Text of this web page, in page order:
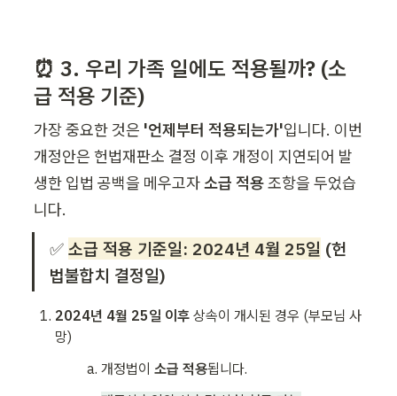
⏰ 3. 우리 가족 일에도 적용될까? (소
급 적용 기준)
가장 중요한 것은 '언제부터 적용되는가'입니다. 이번
개정안은 헌법재판소 결정 이후 개정이 지연되어 발
생한 입법 공백을 메우고자 소급 적용 조항을 두었습
니다.
✅ 소급 적용 기준일: 2024년 4월 25일 (헌
법불합치 결정일)
2024년 4월 25일 이후 상속이 개시된 경우 (부모님 사
망)
개정법이 소급 적용됩니다.